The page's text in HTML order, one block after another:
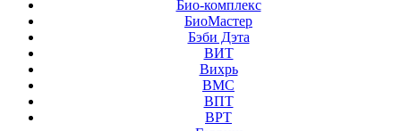
Био-комплекс
БиоМастер
Бэби Дэта
ВИТ
Вихрь
ВМС
ВПТ
ВРТ